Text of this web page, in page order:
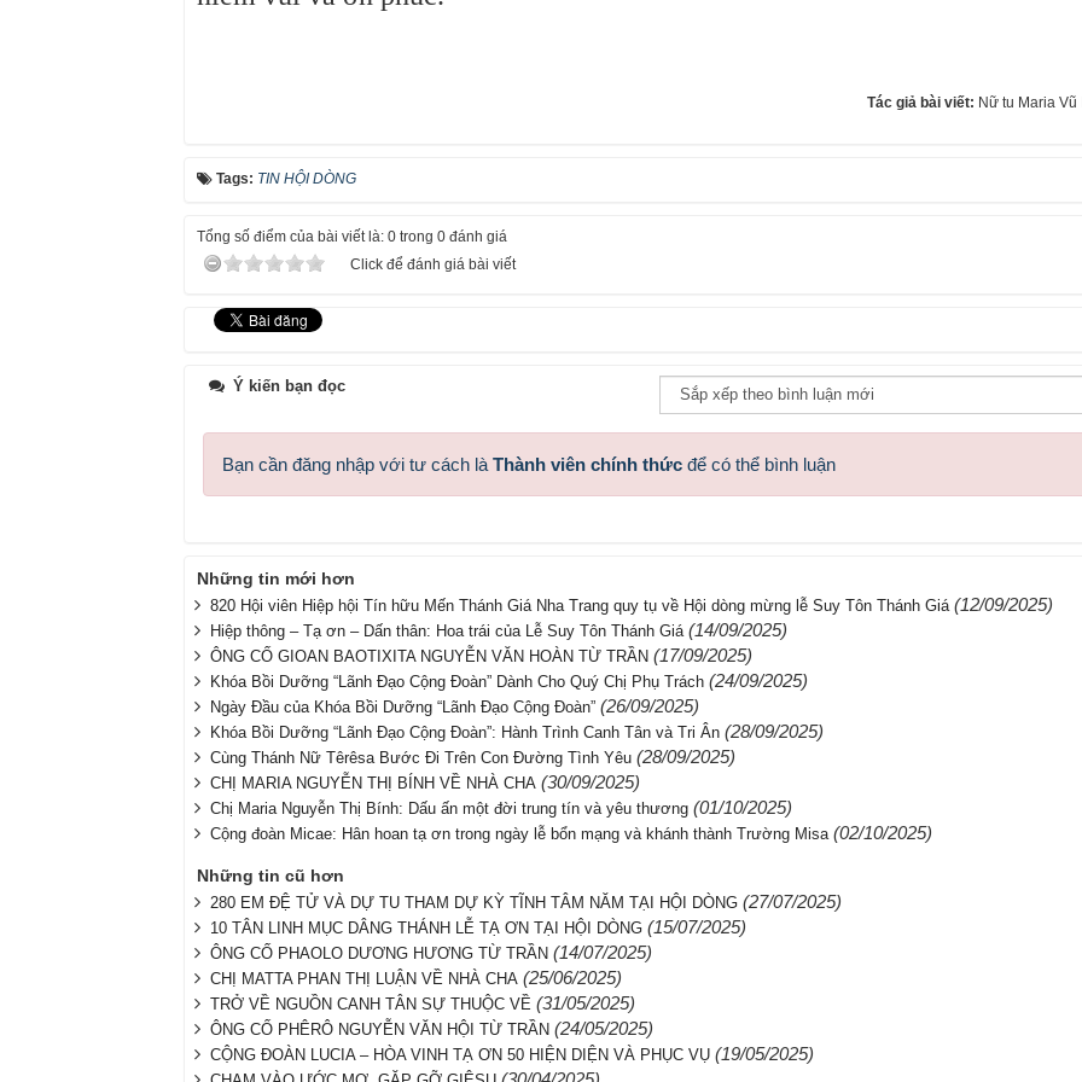
Tác giả bài viết: Nữ tu Maria Vũ
Tags: TIN HỘI DÒNG
Tổng số điểm của bài viết là: 0 trong 0 đánh giá
Click để đánh giá bài viết
Ý kiến bạn đọc
Bạn cần đăng nhập với tư cách là Thành viên chính thức để có thể bình luận
Những tin mới hơn
820 Hội viên Hiệp hội Tín hữu Mến Thánh Giá Nha Trang quy tụ về Hội dòng mừng lễ Suy Tôn Thánh Giá (12/09/2025)
Hiệp thông – Tạ ơn – Dấn thân: Hoa trái của Lễ Suy Tôn Thánh Giá (14/09/2025)
ÔNG CỐ GIOAN BAOTIXITA NGUYỄN VĂN HOÀN TỪ TRẦN (17/09/2025)
Khóa Bồi Dưỡng “Lãnh Đạo Cộng Đoàn” Dành Cho Quý Chị Phụ Trách (24/09/2025)
Ngày Đầu của Khóa Bồi Dưỡng “Lãnh Đạo Cộng Đoàn” (26/09/2025)
Khóa Bồi Dưỡng “Lãnh Đạo Cộng Đoàn”: Hành Trình Canh Tân và Tri Ân (28/09/2025)
Cùng Thánh Nữ Têrêsa Bước Đi Trên Con Đường Tình Yêu (28/09/2025)
CHỊ MARIA NGUYỄN THỊ BÍNH VỀ NHÀ CHA (30/09/2025)
Chị Maria Nguyễn Thị Bính: Dấu ấn một đời trung tín và yêu thương (01/10/2025)
Cộng đoàn Micae: Hân hoan tạ ơn trong ngày lễ bổn mạng và khánh thành Trường Misa (02/10/2025)
Những tin cũ hơn
280 EM ĐỆ TỬ VÀ DỰ TU THAM DỰ KỲ TĨNH TÂM NĂM TẠI HỘI DÒNG (27/07/2025)
10 TÂN LINH MỤC DÂNG THÁNH LỄ TẠ ƠN TẠI HỘI DÒNG (15/07/2025)
ÔNG CỐ PHAOLO DƯƠNG HƯƠNG TỪ TRẦN (14/07/2025)
CHỊ MATTA PHAN THỊ LUẬN VỀ NHÀ CHA (25/06/2025)
TRỞ VỀ NGUỒN CANH TÂN SỰ THUỘC VỀ (31/05/2025)
ÔNG CỐ PHÊRÔ NGUYỄN VĂN HỘI TỪ TRẦN (24/05/2025)
CỘNG ĐOÀN LUCIA – HÒA VINH TẠ ƠN 50 HIỆN DIỆN VÀ PHỤC VỤ (19/05/2025)